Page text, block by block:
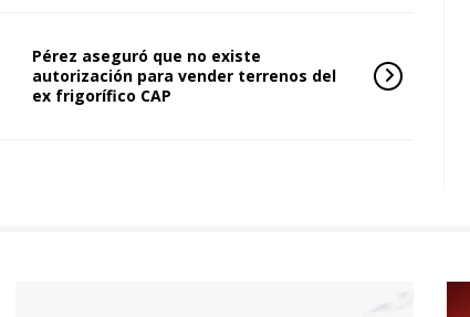
Pérez aseguró que no existe
autorización para vender terrenos del
ex frigorífico CAP